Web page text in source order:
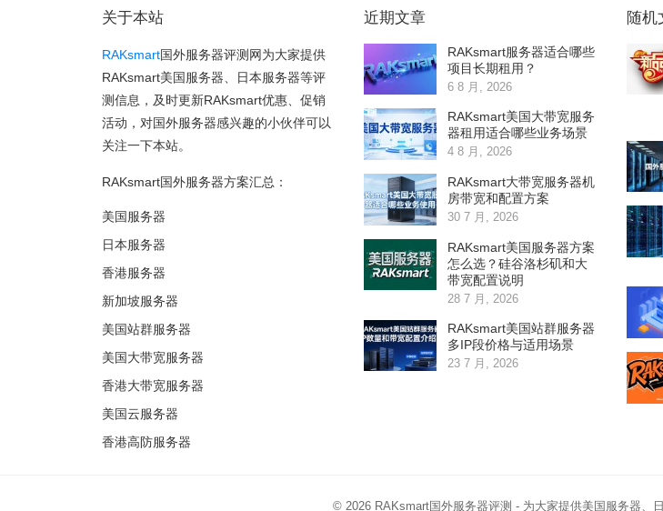
关于本站
RAKsmart国外服务器评测网为大家提供
RAKsmart美国服务器、日本服务器等评
测信息，及时更新RAKsmart优惠、促销
活动，对国外服务器感兴趣的小伙伴可以
关注一下本站。
RAKsmart国外服务器方案汇总：
美国服务器
日本服务器
香港服务器
新加坡服务器
美国站群服务器
美国大带宽服务器
香港大带宽服务器
美国云服务器
香港高防服务器
近期文章
RAKsmart服务器适合哪些
项目长期租用？
6 8 月, 2026
RAKsmart美国大带宽服务
器租用适合哪些业务场景
4 8 月, 2026
RAKsmart大带宽服务器机
房带宽和配置方案
30 7 月, 2026
RAKsmart美国服务器方案
怎么选？硅谷洛杉矶和大
带宽配置说明
28 7 月, 2026
RAKsmart美国站群服务器
多IP段价格与适用场景
23 7 月, 2026
随机
© 2026 RAKsmart国外服务器评测 - 为大家提供美国服务器、